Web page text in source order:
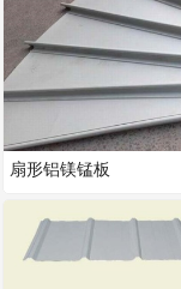
扇形铝镁锰板